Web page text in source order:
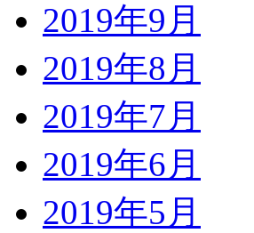
2019年9月
2019年8月
2019年7月
2019年6月
2019年5月